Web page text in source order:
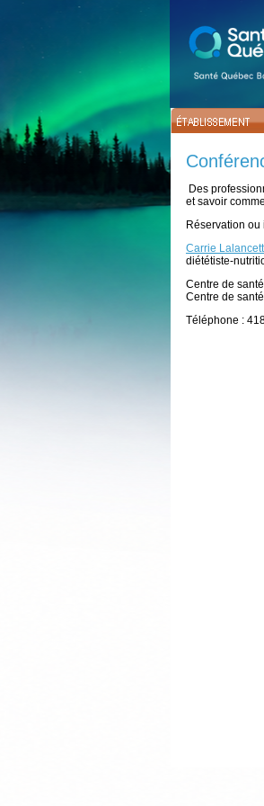
Des
et savoir
Réservation ou
Carrie
diététiste-
Centre de
Centre de
Téléphone :